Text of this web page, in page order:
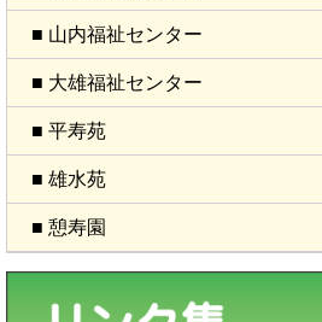
■ 山内福祉センター
■ 大雄福祉センター
■ 平寿苑
■ 雄水苑
■ 憩寿園